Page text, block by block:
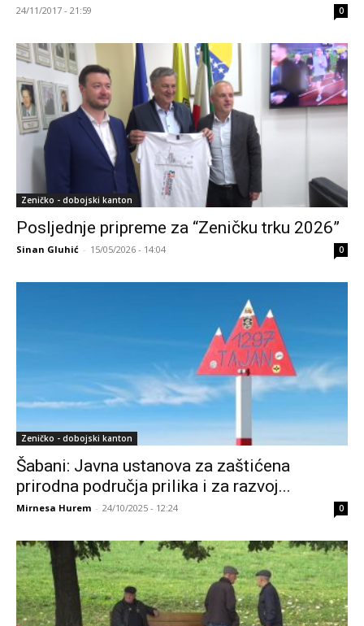
24/11/2017 - 21:59 0
Zeničko - dobojski kanton
Posljednje pripreme za “Zeničku trku 2026”
Sinan Gluhić - 15/05/2026 - 14:04 0
Zeničko - dobojski kanton
Šabani: Javna ustanova za zaštićena
prirodna područja prilika i za razvoj...
Mirnesa Hurem - 24/10/2025 - 12:24 0